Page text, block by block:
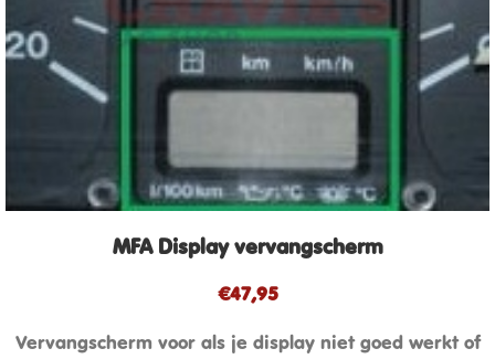
MFA Display vervangscherm
€47,95
Vervangscherm voor als je display niet goed werkt of